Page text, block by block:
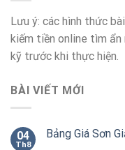
Lưu ý: các hình thức
kiếm tiền online tìm ẩn
kỹ trước khi thực hiện.
BÀI VIẾT MỚI
04
Th8
Bảng Giá Sơn